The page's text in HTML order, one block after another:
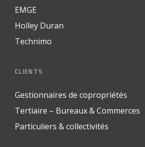
EMGE
Holley Duran
Technimo
CLIENTS
Gestionnaires de copropriétés
Tertiaire – Bureaux & Commerces
Particuliers & collectivités